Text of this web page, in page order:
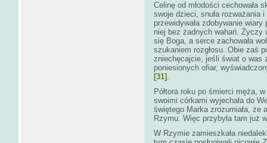
Celinę od młodości cechowała
swoje dzieci, snuła rozważania
przewidywała zdobywanie
niej bez żadnych wahań. Życzy
się Boga, a serce zachowała
szukaniem rozgłosu. Obie zaś
zniechęcajcie, jeśli świat o was
poniesionych ofiar,
[31] .
Półtora roku po śmierci męża,
swoimi córkami wyjechała do
świętego Marka zrozumiała, że
Rzymu. Więc przybyła tam już
W Rzymie zamieszkała